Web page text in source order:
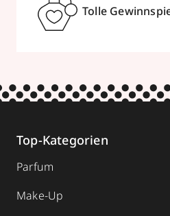
Tolle
Top-Kategorien
Parfum
Make-Up